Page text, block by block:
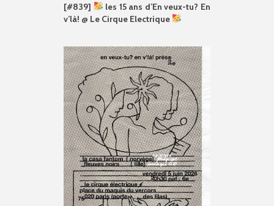
[#839]
les 15 ans d’En veux-tu? En
v’là! @ Le Cirque Electrique